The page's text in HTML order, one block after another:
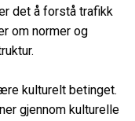
det å forstå trafikk
om normer og
kulturelt betinget.
gjennom kulturelle